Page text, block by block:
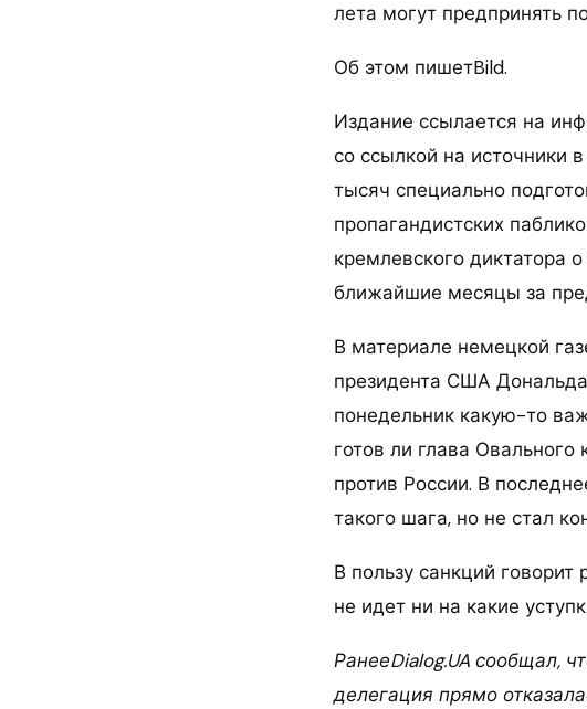
лета могут предпринять
Об этом пишетBild.
Издание ссылается на
со ссылкой на источники
тысяч специально
пропагандистских
кремлевского диктатора
ближайшие месяцы за
В материале немецкой
президента США
понедельник какую-то
готов ли глава
против России. В
такого шага, но не стал
В пользу санкций
не идет ни на какие
РанееDialog.UA сообщал,
делегация прямо